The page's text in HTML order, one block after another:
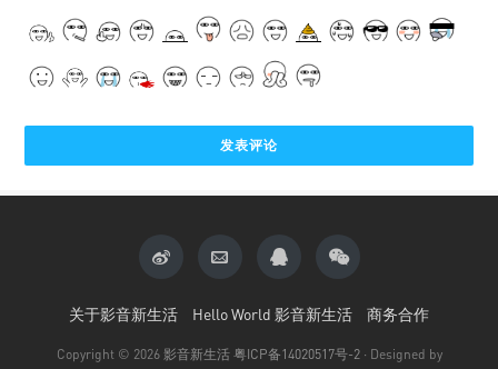
关于影音新生活 Hello World 影音新生活 商务合作
Copyright © 2026 影音新生活 粤ICP备14020517号-2 · Designed by